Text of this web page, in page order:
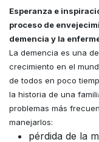
Esperanza e
proceso de
demencia y la
La demencia es una
crecimiento en el
de todos en poco
la historia de una
problemas más
manejarlos:
pérdida de la